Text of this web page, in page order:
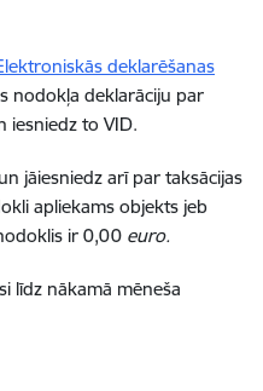
deklarēšanas
nodokļa deklarāciju par
iesniedz to VID.
jāiesniedz arī par taksācijas
apliekams objekts jeb
ir 0,00 euro.
līdz nākamā mēneša